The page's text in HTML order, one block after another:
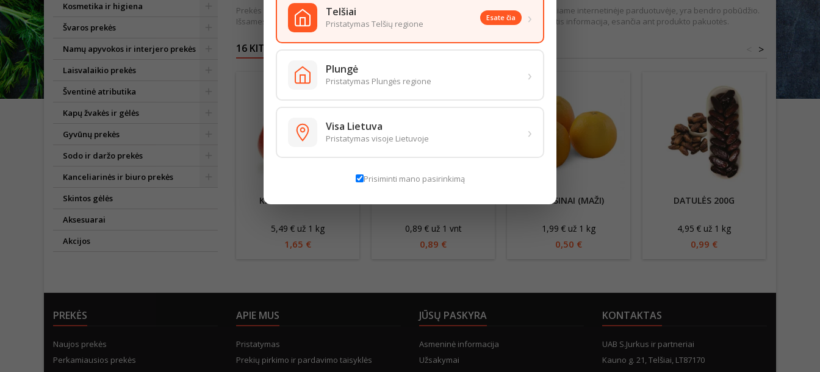
Kosmetika ir higiena
Švaros prekės
Namų apyvokos ir interjero prekės
Laisvalaikio prekės
Šventinė atributika
Kapų žvakės ir gėlės
Gyvūnų prekės
Sodo ir daržo prekės
Kanceliarinės ir biuro prekės
Skintos gėlės
Aksesuarai
Akcijos
Prekės išvaizda gali šiek tiek skirtis nuo pateiktos nuotraukoje. Informacija, kurią pateikiame internetinėje parduotuvėje, yra bendro pobūdžio.
Išsamesnė informacija pateikiama ant produkto pakuotės. Rekomenduojame vadovautis informacija, esančia ant produkto pakuotės.
16 KITOS PREKĖS TOJE PAČIOJE KATEGORIJOJE: >
KRIAUŠĖS FORELLE
5,49 € už 1 kg
1,65 €
0,89 € už 1 vnt
0,89 €
APELSINAI (MAŽI)
1,99 € už 1 kg
0,50 €
DATULĖS 200G
4,95 € už 1 kg
0,99 €
PREKĖS
Naujos prekės
Perkamiausios prekės
APIE MUS
Pristatymas
Prekių pirkimo ir pardavimo taisyklės
JŪSŲ PASKYRA
Asmeninė informacija
Užsakymai
KONTAKTAS
UAB S.Jurkus ir partneriai
Kauno g. 21, Telšiai, LT87170
Telšiai
Pristatymas Telšių regione
Esate čia ›
Plungė
Pristatymas Plungės regione ›
Visa Lietuva
Pristatymas visoje Lietuvoje ›
Prisiminti mano pasirinkimą